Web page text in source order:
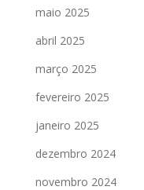
maio 2025
abril 2025
março 2025
fevereiro 2025
janeiro 2025
dezembro 2024
novembro 2024